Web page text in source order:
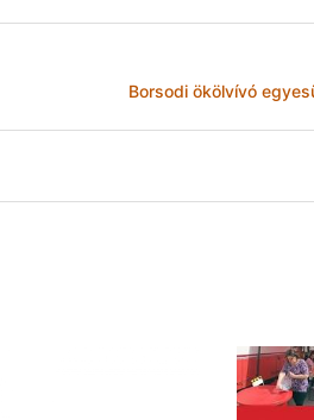
Borsodi ökölvívó